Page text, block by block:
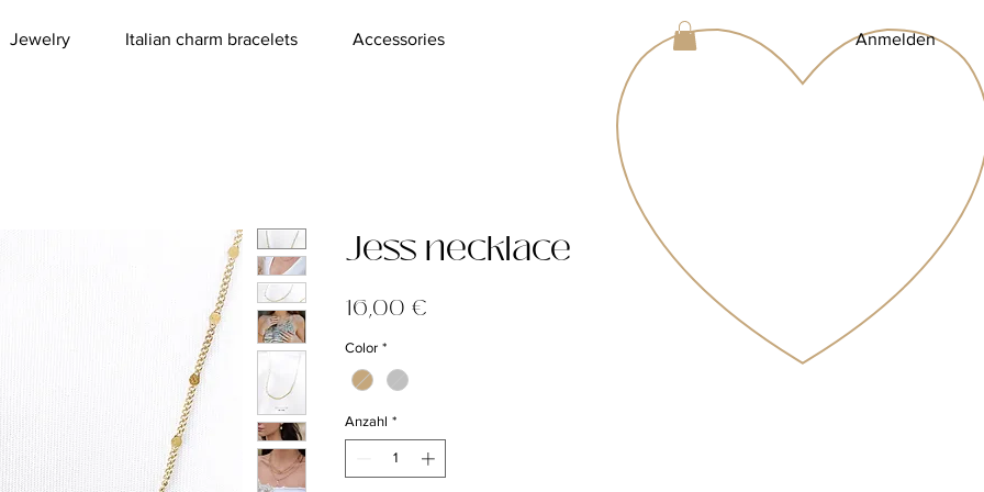
Jewelry Italian charm bracelets Accessories Anmelden
Jess necklace
16,00 €
Color *
Anzahl *